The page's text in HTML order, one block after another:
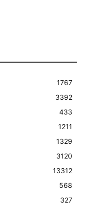
1767
3392
433
1211
1329
3120
13312
568
327